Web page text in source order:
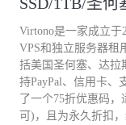
Virtono是一家成立于
VPS和独立服务器租
括美国圣何塞、达拉
持PayPal、信用卡、
了一个75折优惠码
可)，且为永久折扣